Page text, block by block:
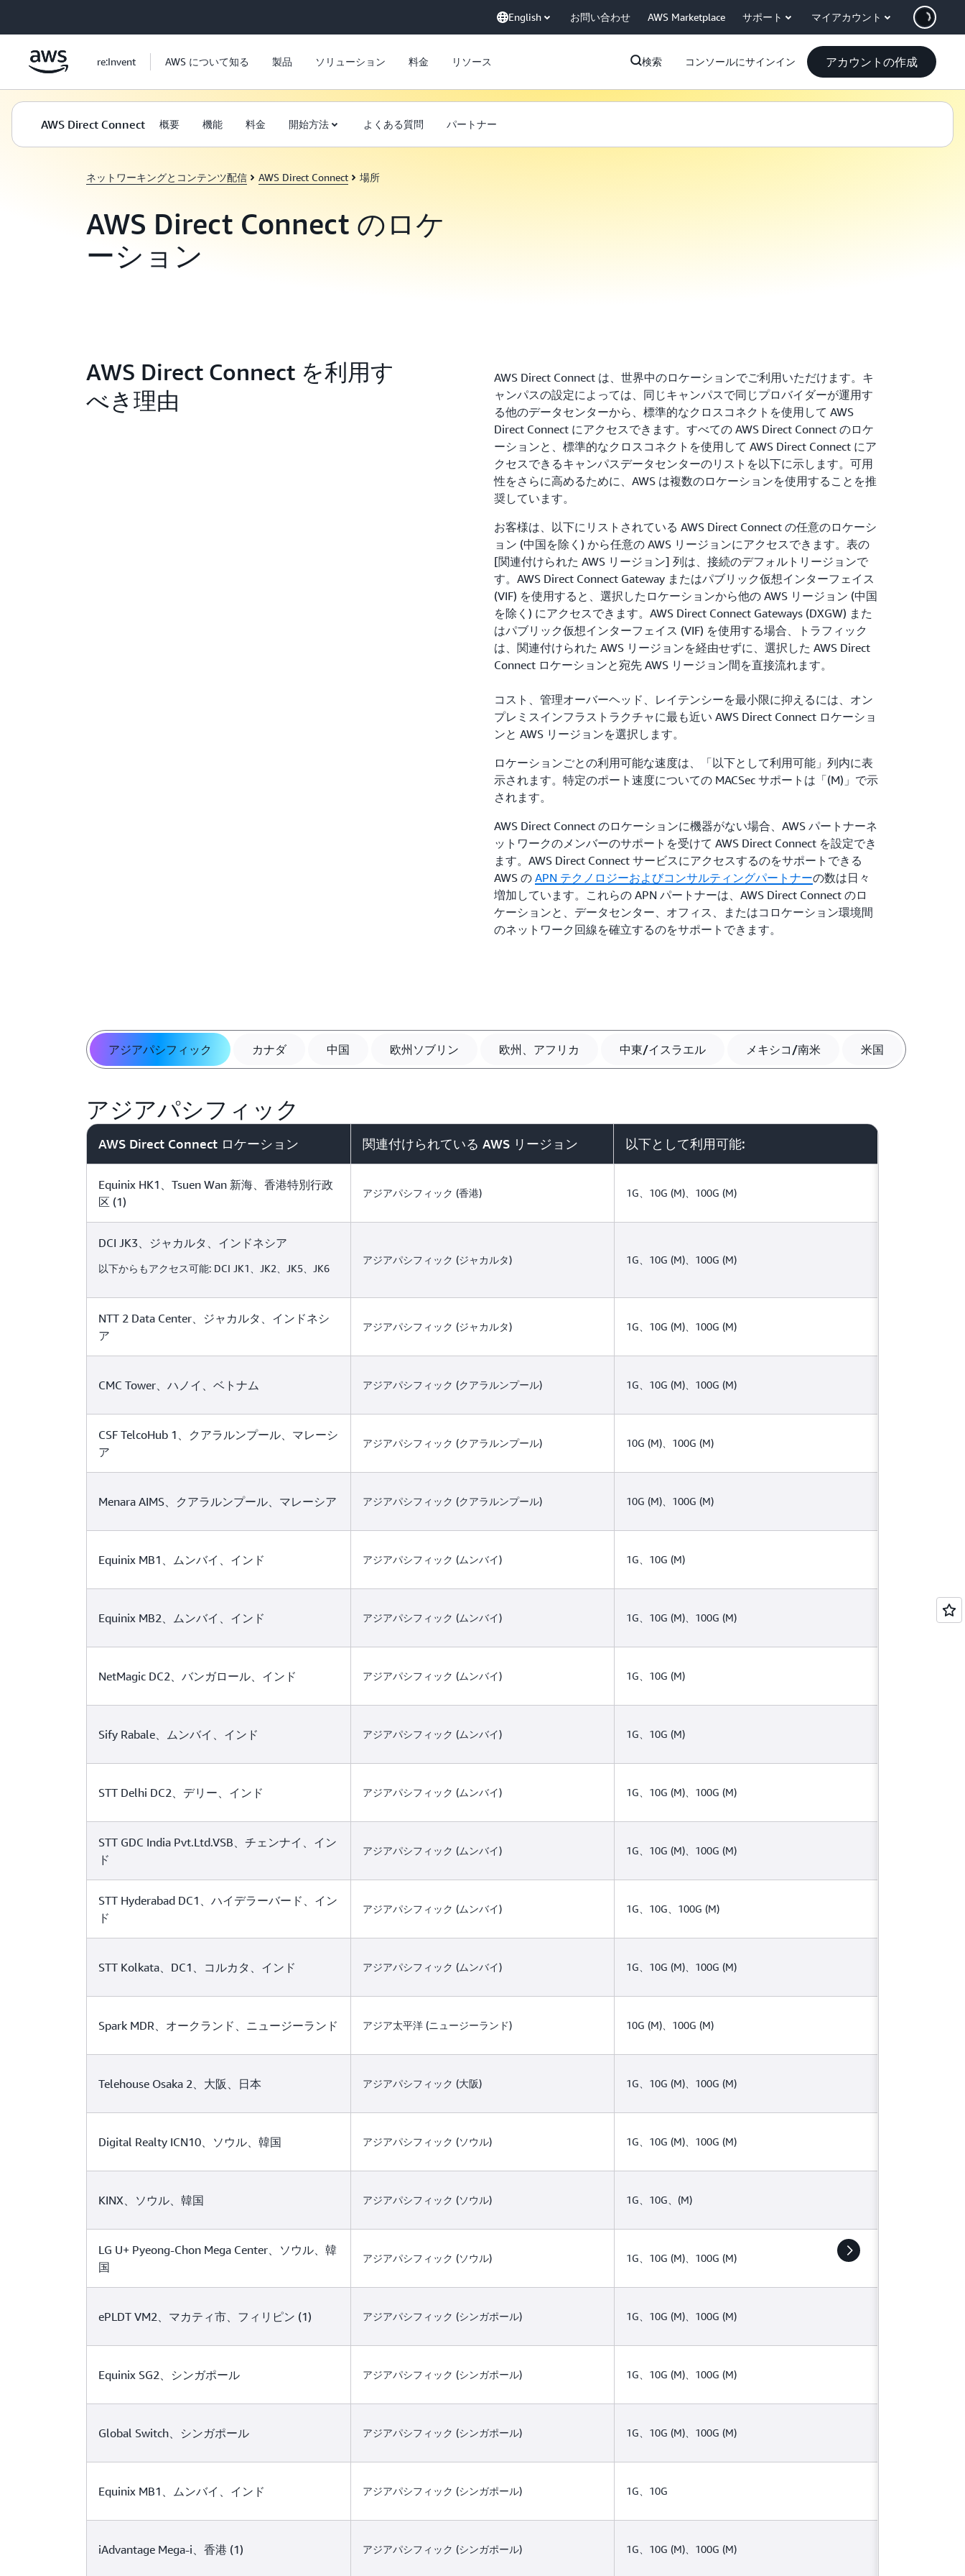
English お問い合わせ AWS Marketplace サポート マイアカウント
re:Invent AWS について知る 製品 ソリューション 料金 リソース 検索 コンソールにサインイン アカウントの作成
AWS Direct Connect 概要 機能 料金 開始方法 よくある質問 パートナー
ネットワーキングとコンテンツ配信 AWS Direct Connect 場所
AWS Direct Connect のロケ
ーション
AWS Direct Connect を利用す
べき理由
AWS Direct Connect は、世界中のロケーションでご利用いただけます。キ
ャンパスの設定によっては、同じキャンパスで同じプロバイダーが運用す
る他のデータセンターから、標準的なクロスコネクトを使用して AWS
Direct Connect にアクセスできます。すべての AWS Direct Connect のロケ
ーションと、標準的なクロスコネクトを使用して AWS Direct Connect にア
クセスできるキャンパスデータセンターのリストを以下に示します。可用
性をさらに高めるために、AWS は複数のロケーションを使用することを推
奨しています。
お客様は、以下にリストされている AWS Direct Connect の任意のロケーシ
ョン (中国を除く) から任意の AWS リージョンにアクセスできます。表の
[関連付けられた AWS リージョン] 列は、接続のデフォルトリージョンで
す。AWS Direct Connect Gateway またはパブリック仮想インターフェイス
(VIF) を使用すると、選択したロケーションから他の AWS リージョン (中国
を除く) にアクセスできます。AWS Direct Connect Gateways (DXGW) また
はパブリック仮想インターフェイス (VIF) を使用する場合、トラフィック
は、関連付けられた AWS リージョンを経由せずに、選択した AWS Direct
Connect ロケーションと宛先 AWS リージョン間を直接流れます。
コスト、管理オーバーヘッド、レイテンシーを最小限に抑えるには、オン
プレミスインフラストラクチャに最も近い AWS Direct Connect ロケーショ
ンと AWS リージョンを選択します。
ロケーションごとの利用可能な速度は、「以下として利用可能」列内に表
示されます。特定のポート速度についての MACSec サポートは「(M)」で示
されます。
AWS Direct Connect のロケーションに機器がない場合、AWS パートナーネ
ットワークのメンバーのサポートを受けて AWS Direct Connect を設定でき
ます。AWS Direct Connect サービスにアクセスするのをサポートできる
AWS の APN テクノロジーおよびコンサルティングパートナーの数は日々
増加しています。これらの APN パートナーは、AWS Direct Connect のロ
ケーションと、データセンター、オフィス、またはコロケーション環境間
のネットワーク回線を確立するのをサポートできます。
アジアパシフィック カナダ 中国 欧州ソブリン 欧州、アフリカ 中東/イスラエル メキシコ/南米 米国
アジアパシフィック
AWS Direct Connect ロケーション 関連付けられている AWS リージョン 以下として利用可能:
Equinix HK1、Tsuen Wan 新海、香港特別行政
区 (1)
アジアパシフィック (香港) 1G、10G (M)、100G (M)
DCI JK3、ジャカルタ、インドネシア
以下からもアクセス可能: DCI JK1、JK2、JK5、JK6
アジアパシフィック (ジャカルタ) 1G、10G (M)、100G (M)
NTT 2 Data Center、ジャカルタ、インドネシ
ア
アジアパシフィック (ジャカルタ) 1G、10G (M)、100G (M)
CMC Tower、ハノイ、ベトナム アジアパシフィック (クアラルンプール) 1G、10G (M)、100G (M)
CSF TelcoHub 1、クアラルンプール、マレーシ
ア
アジアパシフィック (クアラルンプール) 10G (M)、100G (M)
Menara AIMS、クアラルンプール、マレーシア アジアパシフィック (クアラルンプール) 10G (M)、100G (M)
Equinix MB1、ムンバイ、インド アジアパシフィック (ムンバイ) 1G、10G (M)
Equinix MB2、ムンバイ、インド アジアパシフィック (ムンバイ) 1G、10G (M)、100G (M)
NetMagic DC2、バンガロール、インド アジアパシフィック (ムンバイ) 1G、10G (M)
Sify Rabale、ムンバイ、インド アジアパシフィック (ムンバイ) 1G、10G (M)
STT Delhi DC2、デリー、インド アジアパシフィック (ムンバイ) 1G、10G (M)、100G (M)
STT GDC India Pvt.Ltd.VSB、チェンナイ、イン
ド
アジアパシフィック (ムンバイ) 1G、10G (M)、100G (M)
STT Hyderabad DC1、ハイデラーバード、イン
ド
アジアパシフィック (ムンバイ) 1G、10G、100G (M)
STT Kolkata、DC1、コルカタ、インド アジアパシフィック (ムンバイ) 1G、10G (M)、100G (M)
Spark MDR、オークランド、ニュージーランド アジア太平洋 (ニュージーランド) 10G (M)、100G (M)
Telehouse Osaka 2、大阪、日本 アジアパシフィック (大阪) 1G、10G (M)、100G (M)
Digital Realty ICN10、ソウル、韓国 アジアパシフィック (ソウル) 1G、10G (M)、100G (M)
KINX、ソウル、韓国 アジアパシフィック (ソウル) 1G、10G、(M)
LG U+ Pyeong-Chon Mega Center、ソウル、韓
国
アジアパシフィック (ソウル) 1G、10G (M)、100G (M)
ePLDT VM2、マカティ市、フィリピン (1) アジアパシフィック (シンガポール) 1G、10G (M)、100G (M)
Equinix SG2、シンガポール アジアパシフィック (シンガポール) 1G、10G (M)、100G (M)
Global Switch、シンガポール アジアパシフィック (シンガポール) 1G、10G (M)、100G (M)
Equinix MB1、ムンバイ、インド アジアパシフィック (シンガポール) 1G、10G
iAdvantage Mega-i、香港 (1) アジアパシフィック (シンガポール) 1G、10G (M)、100G (M)